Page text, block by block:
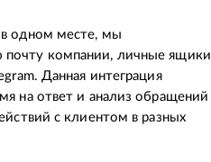
одном месте, мы
почту компании, личные ящики
Данная интеграция
на ответ и анализ обращений
с клиентом в разных